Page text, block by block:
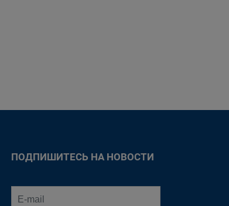
ПОДПИШИТЕСЬ НА НОВОСТИ